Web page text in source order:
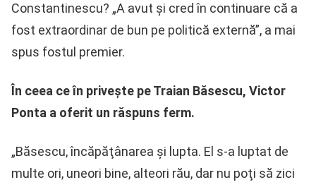
Constantinescu? „A avut şi cred în continuare că a
fost extraordinar de bun pe politică externă”, a mai
spus fostul premier.
În ceea ce în privește pe Traian Băsescu, Victor
Ponta a oferit un răspuns ferm.
„Băsescu, încăpăţânarea şi lupta. El s-a luptat de
multe ori, uneori bine, alteori rău, dar nu poţi să zici